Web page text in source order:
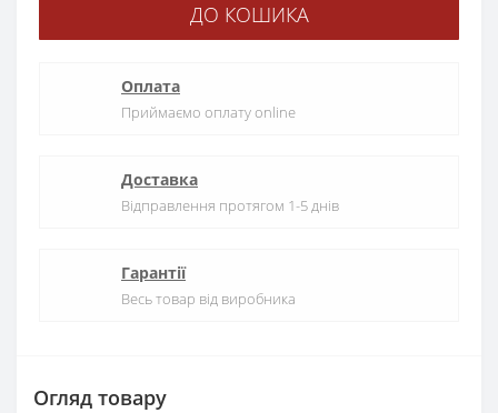
ДО КОШИКА
Оплата
Приймаємо оплату online
Доставка
Відправлення протягом 1-5 днів
Гарантії
Весь товар від виробника
Огляд товару